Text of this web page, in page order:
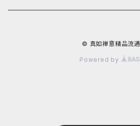
© 真如禅意精品流通
Powered by